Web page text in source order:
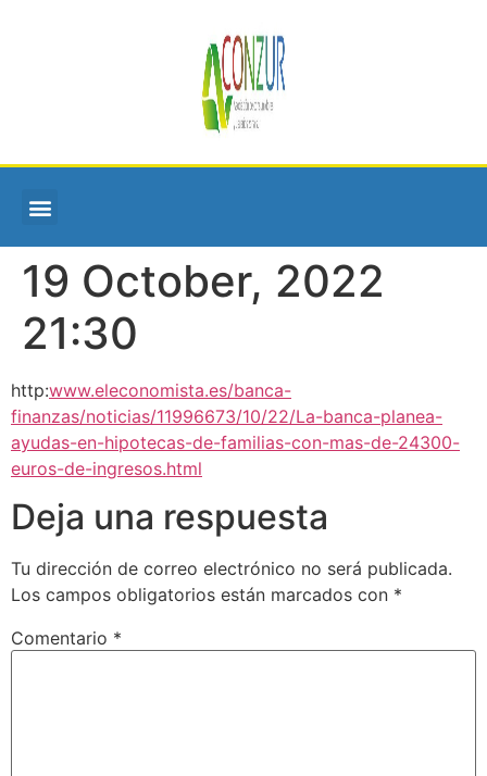
19 October, 2022
21:30
http:www.eleconomista.es/banca-
finanzas/noticias/11996673/10/22/La-banca-planea-
ayudas-en-hipotecas-de-familias-con-mas-de-24300-
euros-de-ingresos.html
Deja una respuesta
Tu dirección de correo electrónico no será publicada.
Los campos obligatorios están marcados con *
Comentario *